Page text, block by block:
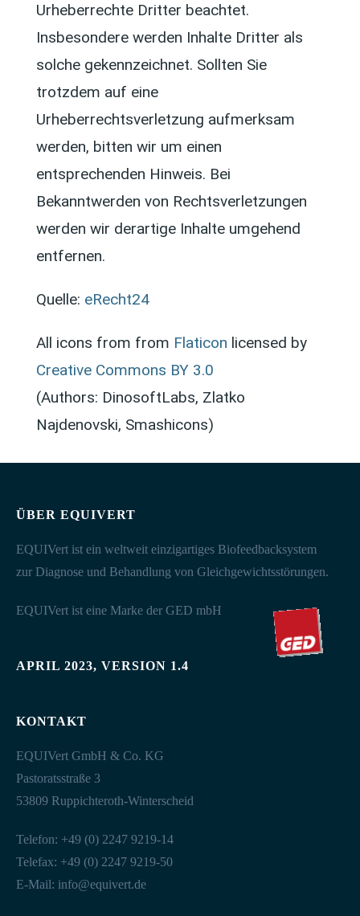
Urheberrechte Dritter beachtet.
Insbesondere werden Inhalte Dritter als
solche gekennzeichnet. Sollten Sie
trotzdem auf eine
Urheberrechtsverletzung aufmerksam
werden, bitten wir um einen
entsprechenden Hinweis. Bei
Bekanntwerden von Rechtsverletzungen
werden wir derartige Inhalte umgehend
entfernen.
Quelle: eRecht24
All icons from from Flaticon licensed by
Creative Commons BY 3.0
(Authors: DinosoftLabs, Zlatko
Najdenovski, Smashicons)
ÜBER EQUIVERT
EQUIVert ist ein weltweit einzigartiges Biofeedbacksystem
zur Diagnose und Behandlung von Gleichgewichtsstörungen.
EQUIVert ist eine Marke der GED mbH
APRIL 2023, VERSION 1.4
KONTAKT
EQUIVert GmbH & Co. KG
Pastoratsstraße 3
53809 Ruppichteroth-Winterscheid
Telefon: +49 (0) 2247 9219-14
Telefax: +49 (0) 2247 9219-50
E-Mail: info@equivert.de